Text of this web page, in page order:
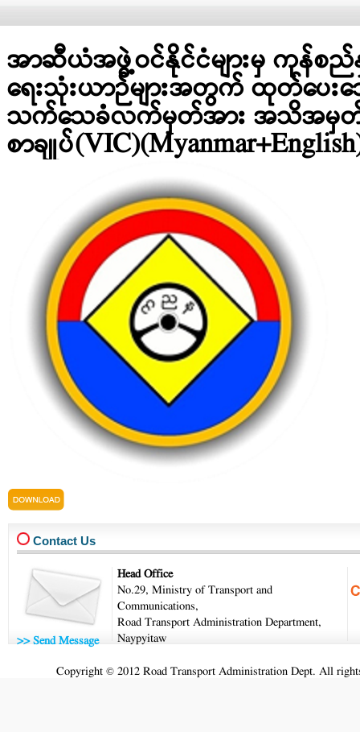
အာဆီယံအဖွဲ့ဝင်နိုင်ငံများမှ ကုန်စည်
ရေးသုံးယာဉ်များအတွက် ထုတ်ပေး
သက်သေခံလက်မှတ်အား အသိအမှတ်
စာချုပ်
Contact Us
>> Send Message
Head Office
No.29, Ministry of Transport and
Communications,
Road Transport Administration Department,
Naypyitaw
Copyright © 2012 Road Transport Administration Dept. All